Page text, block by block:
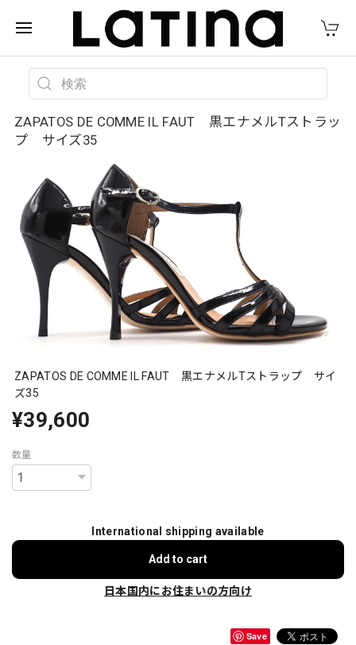
ZAPATOS DE COMME IL FAUT 黒エナメルTストラッ
プ サイズ35
ZAPATOS DE COMME IL FAUT 黒エナメルTストラップ サイ
ズ35
¥39,600
数量
International shipping available
Add to cart
日本国内にお住まいの方向け
Save